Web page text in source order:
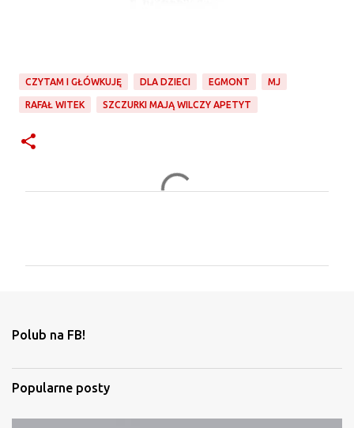
CZYTAM I GŁÓWKUJĘ DLA DZIECI EGMONT MJ
RAFAŁ WITEK SZCZURKI MAJĄ WILCZY APETYT
t
r
z
e
Polub na FB!
Popularne posty